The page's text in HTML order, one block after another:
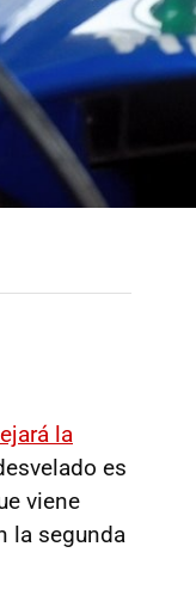
la
es
viene
la segunda